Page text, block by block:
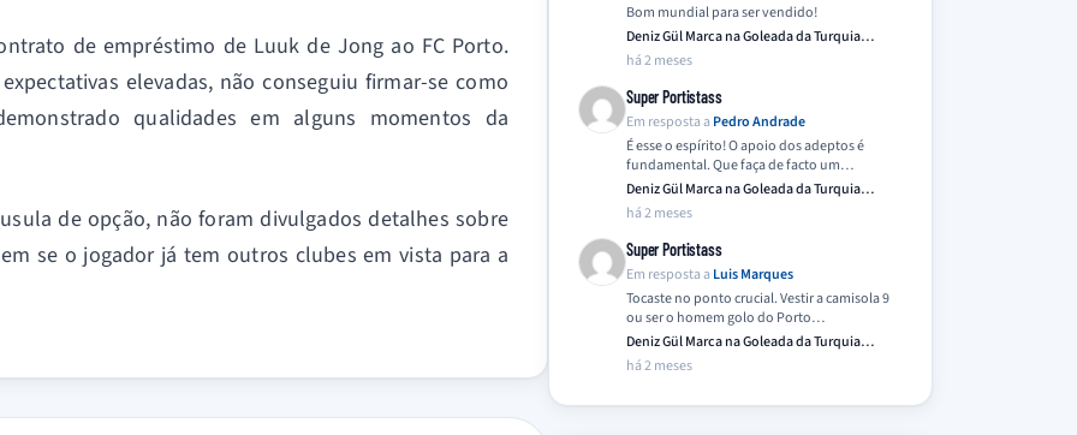
de empréstimo de Luuk de Jong ao FC Porto.
elevadas, não conseguiu firmar-se como
qualidades em alguns momentos da
de opção, não foram divulgados detalhes sobre
se o jogador já tem outros clubes em vista para a
Bom mundial para ser vendido!
Deniz Gül Marca na Goleada da Turquia
Frente…
há 2 meses
Super Portistass
Em resposta a Pedro Andrade
É esse o espírito! O apoio dos adeptos é
fundamental. Que faça de facto um…
Deniz Gül Marca na Goleada da Turquia
Frente…
há 2 meses
Super Portistass
Em resposta a Luis Marques
Tocaste no ponto crucial. Vestir a camisola 9
ou ser o homem golo do Porto…
Deniz Gül Marca na Goleada da Turquia
Frente…
há 2 meses